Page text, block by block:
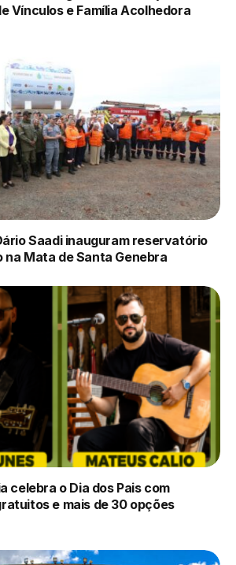
Vínculos e Família Acolhedora
Saadi inauguram reservatório
na Mata de Santa Genebra
celebra o Dia dos Pais com
e mais de 30 opções